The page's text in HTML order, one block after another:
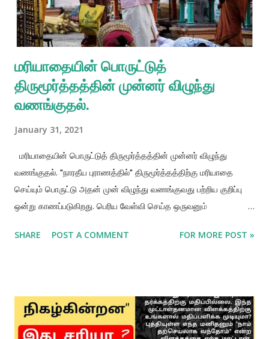
மரியாதையின் பொருட்டுத்
திருமூர்த்தத்தின் முன்னர் விழுந்து
வணங்குதல்.
January 31, 2021
மரியாதையின் பொருட்டுத் திருமூர்த்தத்தின் முன்னர் விழுந்து
வணங்குதல். "நாரதீய புராணத்தில்" திருமூர்த்தத்திற்கு மரியாதை
செய்யும் பொருட்டு அதன் முன் விழுந்து வணங்குவது பற்றிய குறிப்பு
ஒன்று காணப்படுகிறது. பெரிய வேள்வி செய்த ஒருவனும்
மரியாதைக்குரிய வந்தனங்களை வெளிப்படுத்துவோனும்
பிறப்பெடுக்கிறான். மாறாக திருமூர்த்தத்தின் முன்பு விழுந்து வணங்கி
மரியாதை செய்தவன் இவ்வுலகில் மீண்டும் பிறப்பதில்லை. ஏனென்றால்
SHARE POST A COMMENT FOR MORE POST »